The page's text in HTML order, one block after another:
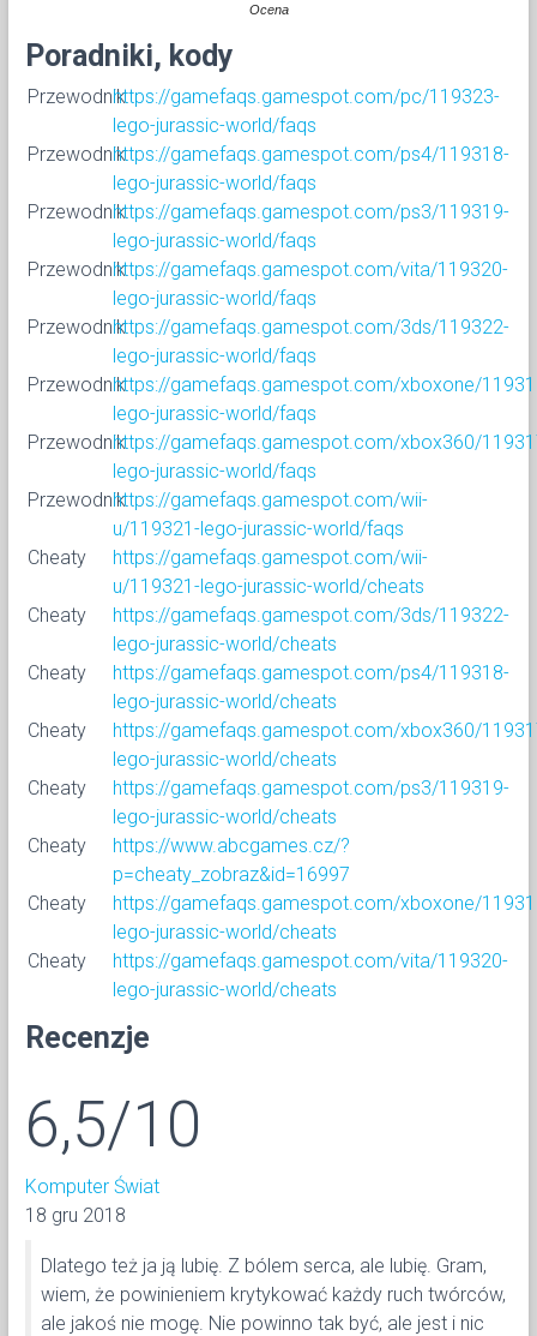
Ocena
Poradniki, kody
Przewodnikhttps://gamefaqs.gamespot.com/pc/119323-
lego-jurassic-world/faqs
Przewodnikhttps://gamefaqs.gamespot.com/ps4/119318-
lego-jurassic-world/faqs
Przewodnikhttps://gamefaqs.gamespot.com/ps3/119319-
lego-jurassic-world/faqs
Przewodnikhttps://gamefaqs.gamespot.com/vita/119320-
lego-jurassic-world/faqs
Przewodnikhttps://gamefaqs.gamespot.com/3ds/119322-
lego-jurassic-world/faqs
Przewodnikhttps://gamefaqs.gamespot.com/xboxone/
lego-jurassic-world/faqs
Przewodnikhttps://gamefaqs.gamespot.com/xbox360/
lego-jurassic-world/faqs
Przewodnikhttps://gamefaqs.gamespot.com/wii-
u/119321-lego-jurassic-world/faqs
Cheaty
https://gamefaqs.gamespot.com/wii-
u/119321-lego-jurassic-world/cheats
Cheaty
https://gamefaqs.gamespot.com/3ds/119322-
lego-jurassic-world/cheats
Cheaty
https://gamefaqs.gamespot.com/ps4/119318-
lego-jurassic-world/cheats
Cheaty
https://gamefaqs.gamespot.com/xbox360/
lego-jurassic-world/cheats
Cheaty
https://gamefaqs.gamespot.com/ps3/119319-
lego-jurassic-world/cheats
Cheaty
https://www.abcgames.cz/?
p=cheaty_zobraz&id=16997
Cheaty
https://gamefaqs.gamespot.com/xboxone/
lego-jurassic-world/cheats
Cheaty
https://gamefaqs.gamespot.com/vita/119320-
lego-jurassic-world/cheats
Recenzje
6,5/10
Komputer Świat
18 gru 2018
Dlatego też ja ją lubię. Z bólem serca, ale lubię. Gram,
wiem, że powinieniem krytykować każdy ruch twórców,
ale jakoś nie mogę. Nie powinno tak być, ale jest i nic